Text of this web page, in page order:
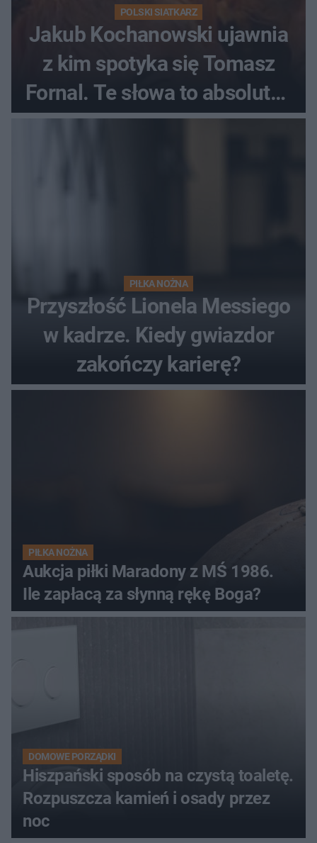
POLSKI SIATKARZ
Jakub Kochanowski ujawnia
z kim spotyka się Tomasz
Fornal. Te słowa to absolutny
hit
PIŁKA NOŻNA
Przyszłość Lionela Messiego
w kadrze. Kiedy gwiazdor
zakończy karierę?
PIŁKA NOŻNA
Aukcja piłki Maradony z MŚ 1986.
Ile zapłacą za słynną rękę Boga?
DOMOWE PORZĄDKI
Hiszpański sposób na czystą toaletę.
Rozpuszcza kamień i osady przez
noc